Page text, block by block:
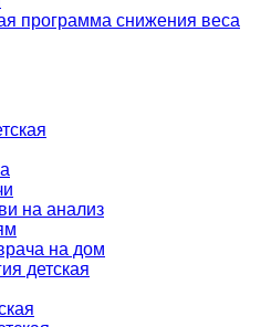
программа снижения веса
на анализ
на дом
детская